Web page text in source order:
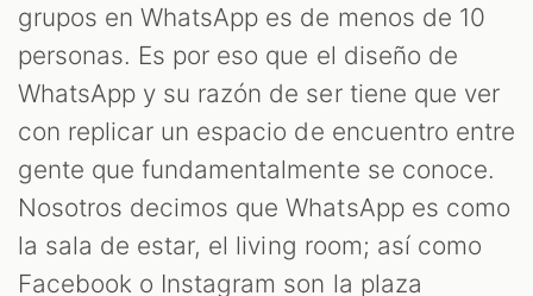
grupos en WhatsApp es de menos de 10
personas. Es por eso que el diseño de
WhatsApp y su razón de ser tiene que ver
con replicar un espacio de encuentro entre
gente que fundamentalmente se conoce.
Nosotros decimos que WhatsApp es como
la sala de estar, el living room; así como
Facebook o Instagram son la plaza